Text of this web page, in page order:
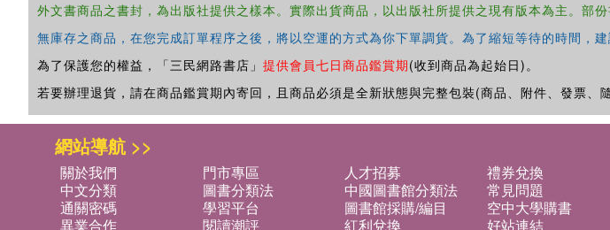
外文書商品之書封，為出版社提供之樣本。實際出貨商品，以出版社所提供之現有版本為主。部
無庫存之商品，在您完成訂單程序之後，將以空運的方式為你下單調貨。為了縮短等待的時間，
為了保護您的權益，「三民網路書店」 提供會員七日商品鑑賞期(收到商品為起始日)。
若要辦理退貨，請在商品鑑賞期內寄回，且商品必須是全新狀態與完整包裝(商品、附件、發票、
網站導航 >>
關於我們 門市專區 人才招募 禮券兌換
中文分類
圖書分類法 中國圖書館分類法 常見問題
通關密碼
學習平台 圖書館採購/編目 空中大學購書
異業合作
閱讀潮評 紅利兌換 好站連結